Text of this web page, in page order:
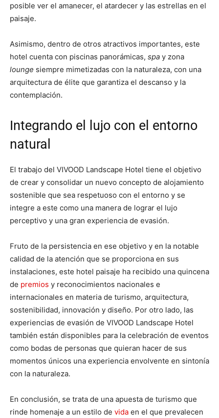
posible ver el amanecer, el atardecer y las estrellas en el
paisaje.
Asimismo, dentro de otros atractivos importantes, este
hotel cuenta con piscinas panorámicas, spa y zona
lounge siempre mimetizadas con la naturaleza, con una
arquitectura de élite que garantiza el descanso y la
contemplación.
Integrando el lujo con el entorno
natural
El trabajo del VIVOOD Landscape Hotel tiene el objetivo
de crear y consolidar un nuevo concepto de alojamiento
sostenible que sea respetuoso con el entorno y se
integre a este como una manera de lograr el lujo
perceptivo y una gran experiencia de evasión.
Fruto de la persistencia en ese objetivo y en la notable
calidad de la atención que se proporciona en sus
instalaciones, este hotel paisaje ha recibido una quincena
de premios y reconocimientos nacionales e
internacionales en materia de turismo, arquitectura,
sostenibilidad, innovación y diseño. Por otro lado, las
experiencias de evasión de VIVOOD Landscape Hotel
también están disponibles para la celebración de eventos
como bodas de personas que quieran hacer de sus
momentos únicos una experiencia envolvente en sintonía
con la naturaleza.
En conclusión, se trata de una apuesta de turismo que
rinde homenaje a un estilo de vida en el que prevalecen